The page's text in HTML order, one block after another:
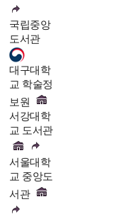
국립중앙
도서관
대구대학
교 학술정
보원
서강대학
교 도서관
서울대학
교 중앙도
서관